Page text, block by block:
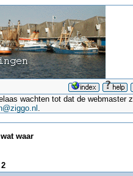
wachten tot dat de
.
waar